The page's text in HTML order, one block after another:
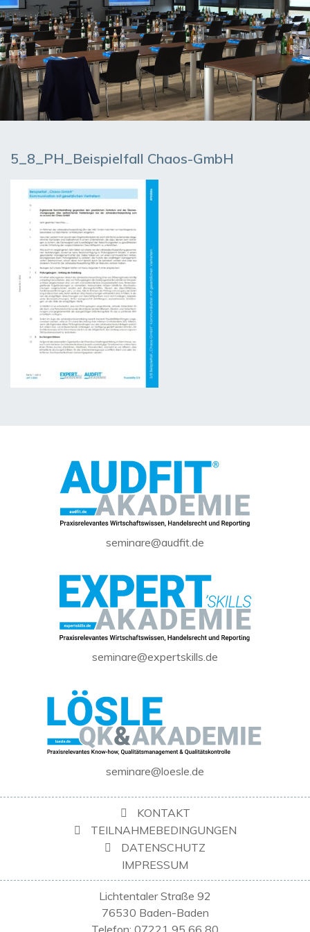
5_8_PH_Beispielfall Chaos-GmbH
seminare@audfit.de
seminare@expertskills.de
seminare@loesle.de
KONTAKT
TEILNAHMEBEDINGUNGEN
DATENSCHUTZ
IMPRESSUM
Lichtentaler Straße 92
76530 Baden-Baden
Telefon: 07221 95 66 80